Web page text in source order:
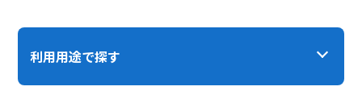
利用用途で探す